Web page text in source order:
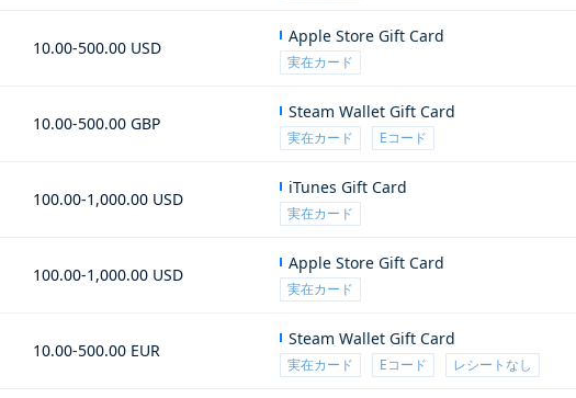
10.00-500.00 USD
Apple Store Gift Card
実在カード
10.00-500.00 GBP
Steam Wallet Gift Card
実在カード Eコード
100.00-1,000.00 USD
iTunes Gift Card
実在カード
100.00-1,000.00 USD
Apple Store Gift Card
実在カード
10.00-500.00 EUR
Steam Wallet Gift Card
実在カード Eコード レシートなし